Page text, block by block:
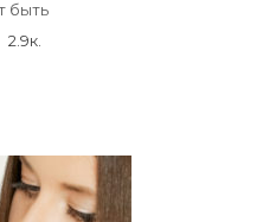
быть
2.9к.